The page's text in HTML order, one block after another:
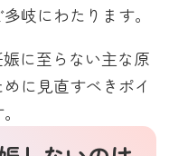
岐にわたります。
に至らない主な原
に見直すべきポイ